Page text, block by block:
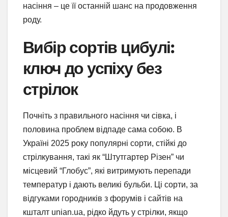
насіння – це її останній шанс на продовження
роду.
Вибір сортів цибулі:
ключ до успіху без
стрілок
Почніть з правильного насіння чи сівка, і
половина проблем відпаде сама собою. В
Україні 2025 року популярні сорти, стійкі до
стрілкування, такі як “Штутгартер Різен” чи
місцевий “Глобус”, які витримують перепади
температур і дають великі бульби. Ці сорти, за
відгуками городників з форумів і сайтів на
кшталт unian.ua, рідко йдуть у стрілки, якщо